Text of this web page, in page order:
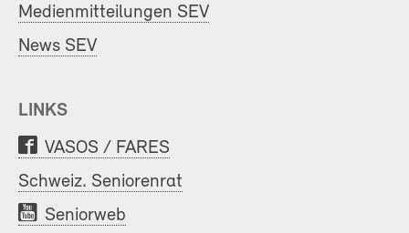
Medienmitteilungen SEV
News SEV
LINKS
VASOS / FARES
Schweiz. Seniorenrat
Seniorweb